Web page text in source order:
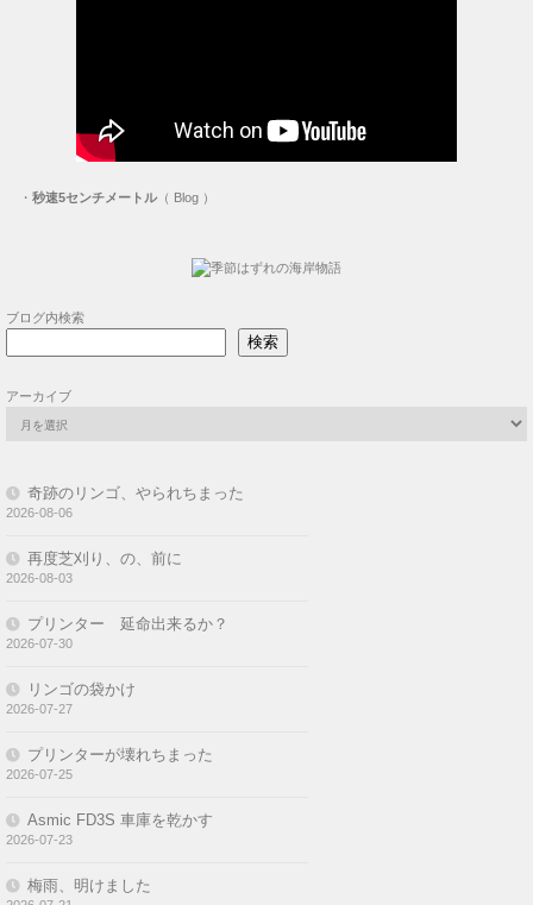
・ 秒速5センチメートル（ Blog ）
ブログ内検索
検索
アーカイブ
奇跡のリンゴ、やられちまった
2026-08-06
再度芝刈り、の、前に
2026-08-03
プリンター 延命出来るか？
2026-07-30
リンゴの袋かけ
2026-07-27
プリンターが壊れちまった
2026-07-25
Asmic FD3S 車庫を乾かす
2026-07-23
梅雨、明けました